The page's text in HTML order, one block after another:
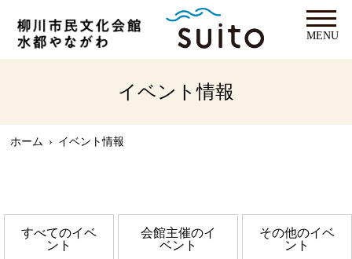
MENU
イベント情報
ホーム › イベント情報
すべてのイベ
ント
会館主催のイ
ベント
その他のイベ
ント